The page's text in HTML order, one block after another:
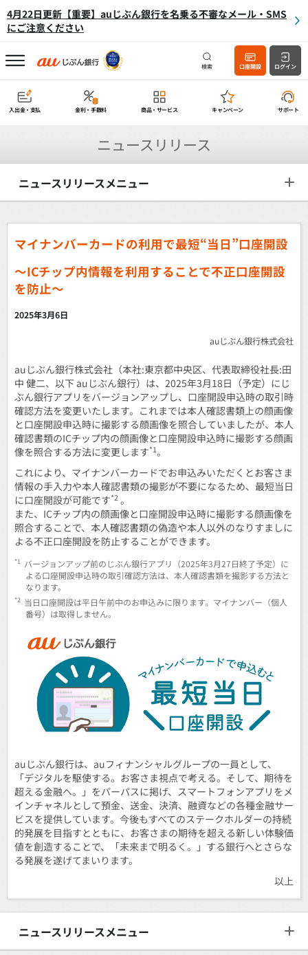
4月22日更新【重要】auじぶん銀行を名乗る不審なメール・SMS
にご注意ください
検索 口座開設 ログイン
入出金・支払 金利・手数料 商品・サービス キャンペーン サポート
ニュースリリース
ニュースリリースメニュー
マイナンバーカードの利用で最短“当日”口座開設
～ICチップ内情報を利用することで不正口座開設
を防止～
2025年3月6日
auじぶん銀行株式会社
auじぶん銀行株式会社（本社:東京都中央区、代表取締役社長:田
中 健二、以下 auじぶん銀行）は、2025年3月18日（予定）にじ
ぶん銀行アプリをバージョンアップし、口座開設申込時の取引時
確認方法を変更いたします。これまでは本人確認書類上の顔画像
と口座開設申込時に撮影する顔画像を照合していましたが、本人
確認書類のICチップ内の顔画像と口座開設申込時に撮影する顔画
像を照合する方法に変更します*1。
これにより、マイナンバーカードでお申込みいただくとお客さま
情報の手入力や本人確認書類の撮影が不要になるため、最短当日
に口座開設が可能です*2 。
また、ICチップ内の顔画像と口座開設申込時に撮影する顔画像を
照合することで、本人確認書類の偽造や本人以外のなりすましに
よる不正口座開設を防止することができます。
*1 バージョンアップ前のじぶん銀行アプリ（2025年3月27日終了予定）に
よる口座開設申込時の取引確認方法は、本人確認書類を撮影する方法と
なります。
*2 当日口座開設は平日午前中のお申込みに限ります。マイナンバー（個人
番号）は取得しません。
auじぶん銀行は、auフィナンシャルグループの一員として、
「デジタルを駆使する。お客さま視点で考える。そして、期待を
超える金融へ。」をパーパスに掲げ、スマートフォンアプリをメ
インチャネルとして預金、送金、決済、融資などの各種金融サー
ビスを提供しています。今後もすべてのステークホルダーの持続
的発展を目指すとともに、お客さまの期待を超える新しい体験価
値を創造することで、「未来まで明るく。」する銀行へとさらな
る発展を遂げてまいります。
以上
ニュースリリースメニュー